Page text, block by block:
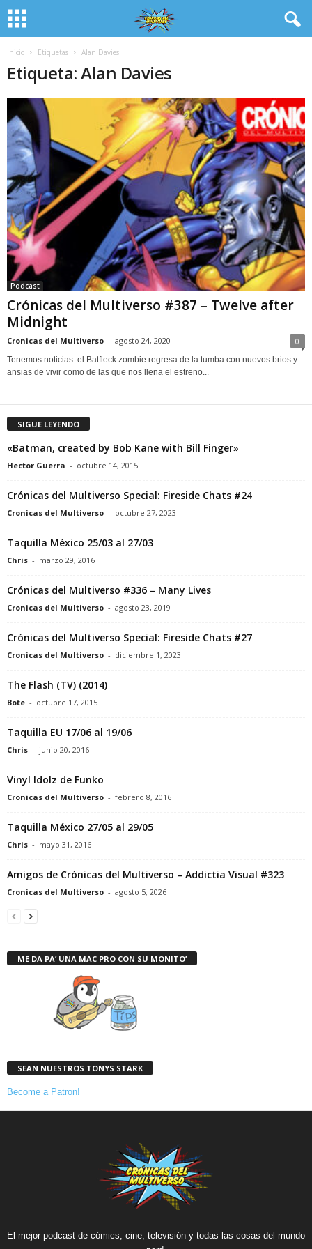
Inicio Etiquetas Alan Davies
Etiqueta: Alan Davies
Podcast
Crónicas del Multiverso #387 – Twelve after
Midnight
Cronicas del Multiverso - agosto 24, 2020 0
Tenemos noticias: el Batfleck zombie regresa de la tumba con nuevos brios y
ansias de vivir como de las que nos llena el estreno...
SIGUE LEYENDO
«Batman, created by Bob Kane with Bill Finger»
Hector Guerra - octubre 14, 2015
Crónicas del Multiverso Special: Fireside Chats #24
Cronicas del Multiverso - octubre 27, 2023
Taquilla México 25/03 al 27/03
Chris - marzo 29, 2016
Crónicas del Multiverso #336 – Many Lives
Cronicas del Multiverso - agosto 23, 2019
Crónicas del Multiverso Special: Fireside Chats #27
Cronicas del Multiverso - diciembre 1, 2023
The Flash (TV) (2014)
Bote - octubre 17, 2015
Taquilla EU 17/06 al 19/06
Chris - junio 20, 2016
Vinyl Idolz de Funko
Cronicas del Multiverso - febrero 8, 2016
Taquilla México 27/05 al 29/05
Chris - mayo 31, 2016
Amigos de Crónicas del Multiverso – Addictia Visual #323
Cronicas del Multiverso - agosto 5, 2026
ME DA PA’ UNA MAC PRO CON SU MONITO’
SEAN NUESTROS TONYS STARK
Become a Patron!
El mejor podcast de cómics, cine, televisión y todas las cosas del mundo